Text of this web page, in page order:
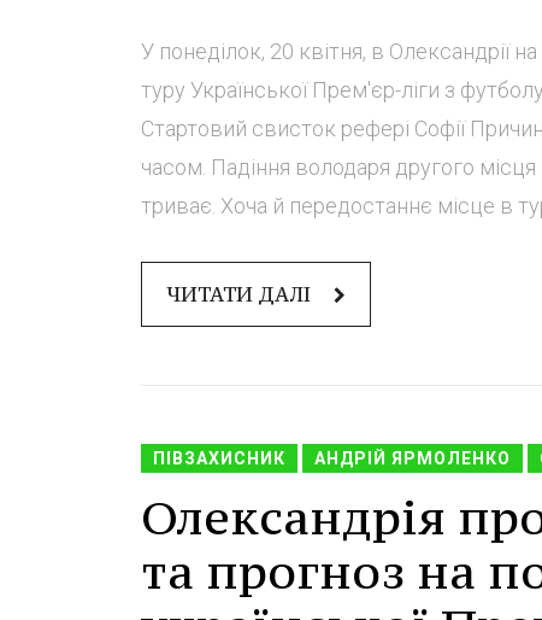
У понеділок, 20 квітня, в Олександрії
туру Української Прем'єр-ліги з
Стартовий свисток рефері Софії
часом. Падіння володаря другого
триває. Хоча й передостаннє місце в
ЧИТАТИ ДАЛІ
ПІВЗАХИСНИК АНДРІЙ ЯРМОЛЕНКО
Олександрія
та прогноз на